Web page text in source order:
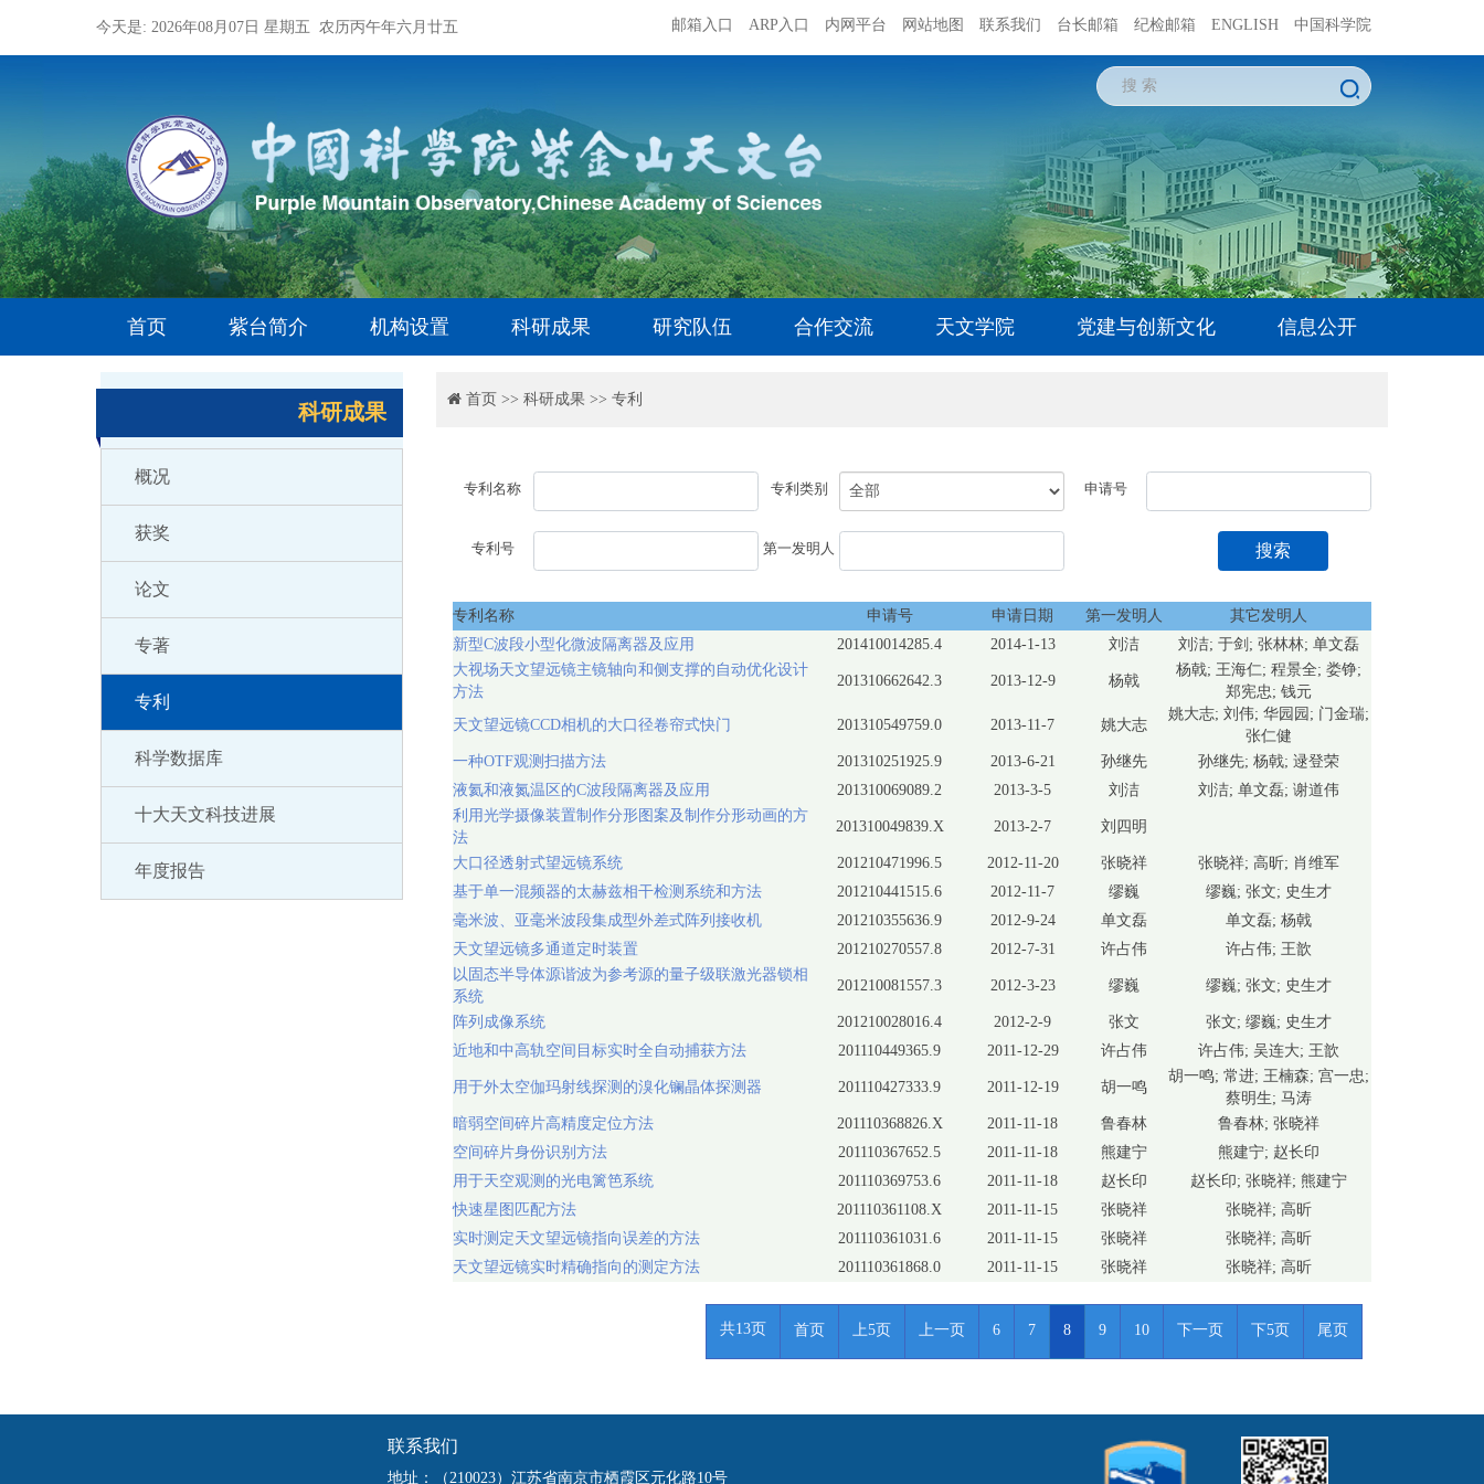
今天是: 2026年08月07日 星期五 农历丙午年六月廿五 邮箱入口 ARP入口 内网平台 网站地图 联系我们 台长邮箱 纪检邮箱 ENGLISH 中国科学院
首页 紫台简介 机构设置 科研成果 研究队伍 合作交流 天文学院 党建与创新文化 信息公开
科研成果
概况
获奖
论文
专著
专利
科学数据库
十大天文科技进展
年度报告
首页 >> 科研成果 >> 专利
专利名称 专利类别 申请号
专利号 第一发明人 搜索
专利名称 申请号 申请日期 第一发明人
其它发明人
新型C波段小型化微波隔离器及应用
201410014285.4 2014-1-13 刘洁
刘洁; 于剑; 张林林; 单文磊
大视场天文望远镜主镜轴向和侧支撑的自动优化设计
方法
201310662642.3 2013-12-9 杨戟
杨戟; 王海仁; 程景全; 娄铮;
郑宪忠; 钱元
天文望远镜CCD相机的大口径卷帘式快门
201310549759.0 2013-11-7 姚大志
姚大志; 刘伟; 华园园; 门金瑞;
张仁健
一种OTF观测扫描方法
201310251925.9 2013-6-21 孙继先
孙继先; 杨戟; 逯登荣
液氦和液氮温区的C波段隔离器及应用
201310069089.2 2013-3-5 刘洁
刘洁; 单文磊; 谢道伟
利用光学摄像装置制作分形图案及制作分形动画的方
法
201310049839.X 2013-2-7 刘四明
大口径透射式望远镜系统 201210471996.5 2012-11-20 张晓祥
张晓祥; 高昕; 肖维军
基于单一混频器的太赫兹相干检测系统和方法
201210441515.6 2012-11-7 缪巍
缪巍; 张文; 史生才
毫米波、亚毫米波段集成型外差式阵列接收机
201210355636.9 2012-9-24 单文磊
单文磊; 杨戟
天文望远镜多通道定时装置
201210270557.8 2012-7-31 许占伟
许占伟; 王歆
以固态半导体源谐波为参考源的量子级联激光器锁相
系统
201210081557.3 2012-3-23 缪巍 缪巍; 张文; 史生才
阵列成像系统 201210028016.4 2012-2-9 张文
张文; 缪巍; 史生才
近地和中高轨空间目标实时全自动捕获方法
201110449365.9 2011-12-29 许占伟 许占伟; 吴连大; 王歆
用于外太空伽玛射线探测的溴化镧晶体探测器 201110427333.9 2011-12-19 胡一鸣
胡一鸣; 常进; 王楠森; 宫一忠;
蔡明生; 马涛
暗弱空间碎片高精度定位方法
201110368826.X 2011-11-18 鲁春林
鲁春林; 张晓祥
空间碎片身份识别方法
201110367652.5 2011-11-18 熊建宁
熊建宁; 赵长印
用于天空观测的光电篱笆系统
201110369753.6 2011-11-18 赵长印
赵长印; 张晓祥; 熊建宁
快速星图匹配方法
201110361108.X 2011-11-15 张晓祥
张晓祥; 高昕
实时测定天文望远镜指向误差的方法
201110361031.6 2011-11-15 张晓祥
张晓祥; 高昕
天文望远镜实时精确指向的测定方法
201110361868.0 2011-11-15 张晓祥 张晓祥; 高昕
共13页 首页 上5页 上一页 6 7 8 9 10 下一页 下5页 尾页
联系我们
地址：（210023）江苏省南京市栖霞区元化路10号